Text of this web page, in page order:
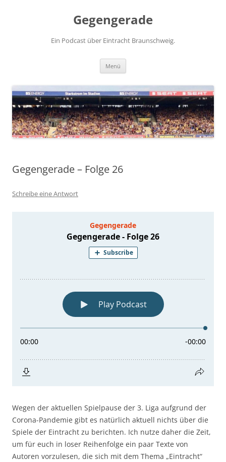
Gegengerade
Ein Podcast über Eintracht Braunschweig.
Menü
Gegengerade – Folge 26
Schreibe eine Antwort
Wegen der aktuellen Spielpause der 3. Liga aufgrund der
Corona-Pandemie gibt es natürlich aktuell nichts über die
Spiele der Eintracht zu berichten. Ich nutze daher die Zeit,
um für euch in loser Reihenfolge ein paar Texte von
Autoren vorzulesen, die sich mit dem Thema „Eintracht“